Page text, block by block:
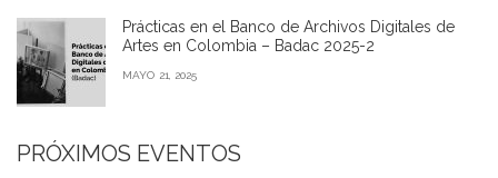
Prácticas en el Banco de Archivos Digitales de
Artes en Colombia – Badac 2025-2
MAYO 21, 2025
PRÓXIMOS EVENTOS